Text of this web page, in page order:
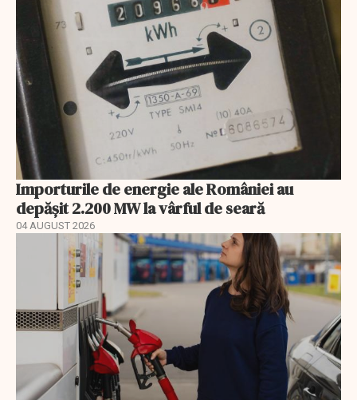
Importurile de energie ale României au
depășit 2.200 MW la vârful de seară
04 AUGUST 2026